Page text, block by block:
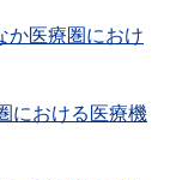
か医療圏におけ
における医療機